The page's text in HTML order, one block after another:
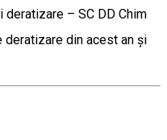
– SC DD Chim
deratizare din acest an și